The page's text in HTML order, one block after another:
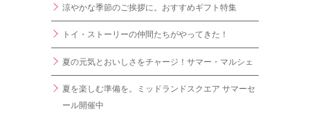
涼やかな季節のご挨拶に。おすすめギフト特集
トイ・ストーリーの仲間たちがやってきた！
夏の元気とおいしさをチャージ！サマー・マルシェ
夏を楽しむ準備を。ミッドランドスクエア サマーセ
ール開催中